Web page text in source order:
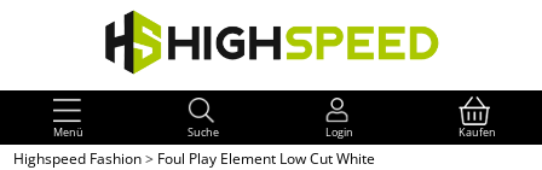
Menü Suche Login Kaufen
Highspeed Fashion> Foul Play Element Low Cut White